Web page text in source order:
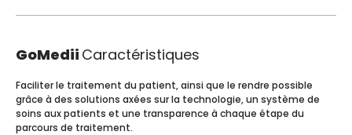
GoMedii Caractéristiques
Faciliter le traitement du patient, ainsi que le rendre possible
grâce à des solutions axées sur la technologie, un système de
soins aux patients et une transparence à chaque étape du
parcours de traitement.